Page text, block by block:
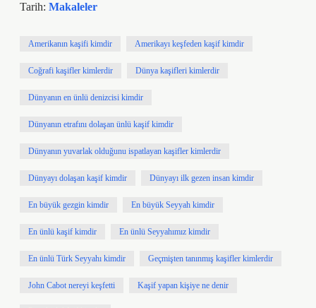
Tarih: Makaleler
Amerikanın kaşifi kimdir Amerikayı keşfeden kaşif kimdir
Coğrafi kaşifler kimlerdir Dünya kaşifleri kimlerdir
Dünyanın en ünlü denizcisi kimdir
Dünyanın etrafını dolaşan ünlü kaşif kimdir
Dünyanın yuvarlak olduğunu ispatlayan kaşifler kimlerdir
Dünyayı dolaşan kaşif kimdir Dünyayı ilk gezen insan kimdir
En büyük gezgin kimdir En büyük Seyyah kimdir
En ünlü kaşif kimdir En ünlü Seyyahımız kimdir
En ünlü Türk Seyyahı kimdir Geçmişten tanınmış kaşifler kimlerdir
John Cabot nereyi keşfetti Kaşif yapan kişiye ne denir